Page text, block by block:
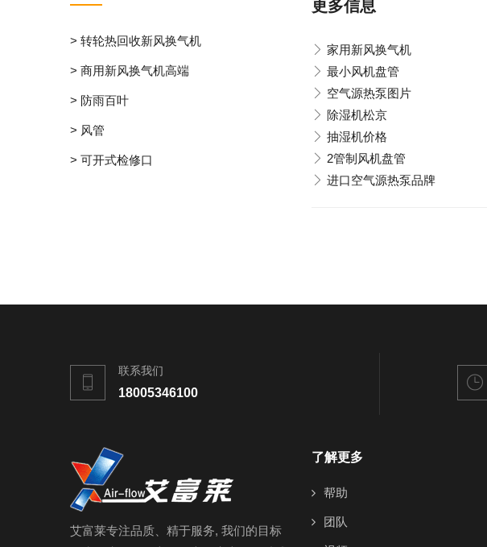
更多信息
家用新风换气机
最小风机盘管
空气源热泵图片
除湿机松京
抽湿机价格
2管制风机盘管
进口空气源热泵品牌
> 转轮热回收新风换气机
> 商用新风换气机高端
> 防雨百叶
> 风管
> 可开式检修口
联系我们
18005346100
艾富莱专注品质、精于服务, 我们的目标
了解更多
帮助
团队